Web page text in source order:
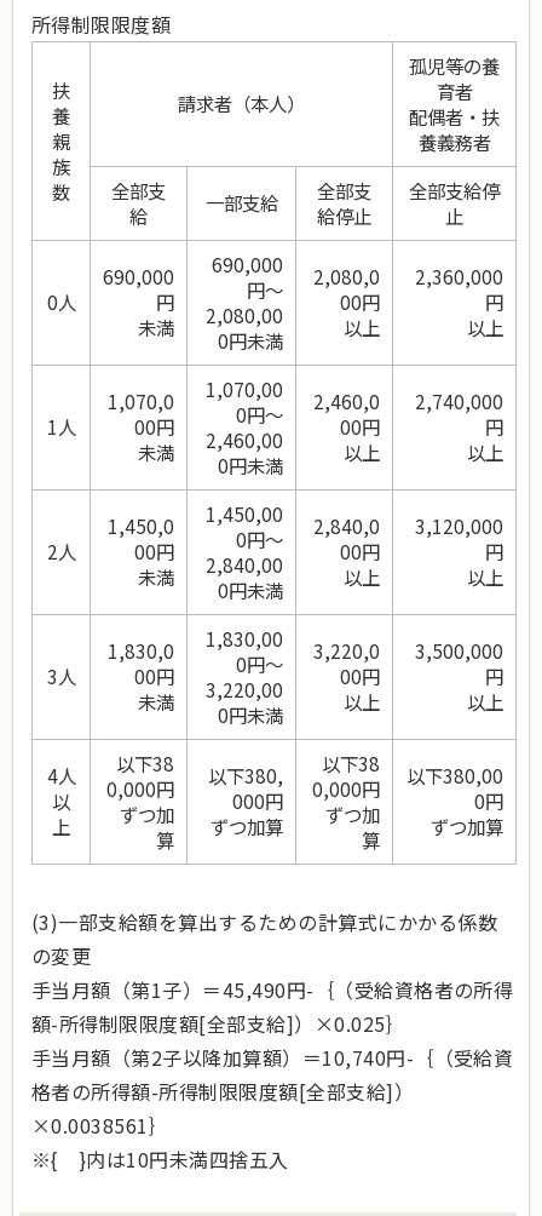
所得制限限度額
扶
養
親
族
数
請求者（本人）
孤児等の養
育者
配偶者・扶
養義務者
全部支
給
一部支給
全部支
給停止
全部支給停
止
0人
690,000
円
未満
690,000
円～
2,080,00
0円未満
2,080,0
00円
以上
2,360,000
円
以上
1人
1,070,0
00円
未満
1,070,00
0円～
2,460,00
0円未満
2,460,0
00円
以上
2,740,000
円
以上
2人
1,450,0
00円
未満
1,450,00
0円～
2,840,00
0円未満
2,840,0
00円
以上
3,120,000
円
以上
3人
1,830,0
00円
未満
1,830,00
0円～
3,220,00
0円未満
3,220,0
00円
以上
3,500,000
円
以上
4人
以
上
以下38
0,000円
ずつ加
算
以下380,
000円
ずつ加算
以下38
0,000円
ずつ加
算
以下380,00
0円
ずつ加算
(3)一部支給額を算出するための計算式にかかる係数
の変更
手当月額（第1子）＝45,490円-｛（受給資格者の所得
額-所得制限限度額[全部支給]）×0.025｝
手当月額（第2子以降加算額）＝10,740円-｛（受給資
格者の所得額-所得制限限度額[全部支給]）
×0.0038561｝
※{ }内は10円未満四捨五入